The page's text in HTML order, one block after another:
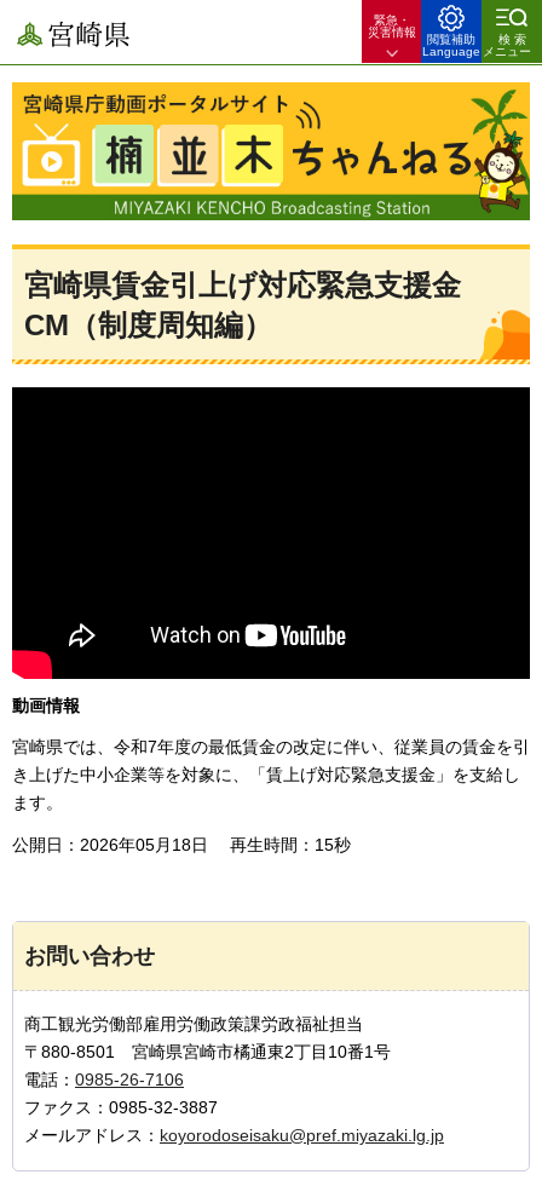
宮崎県
緊急・
災害情報
閲覧補助
Language
検索
メニュー
宮崎県賃金引上げ対応緊急支援金
CM（制度周知編）
動画情報
宮崎県では、令和7年度の最低賃金の改定に伴い、従業員の賃金を引
き上げた中小企業等を対象に、「賃上げ対応緊急支援金」を支給し
ます。
公開日：2026年05月18日 再生時間：15秒
お問い合わせ
商工観光労働部雇用労働政策課労政福祉担当
〒880-8501 宮崎県宮崎市橘通東2丁目10番1号
電話： 0985-26-7106
ファクス：0985-32-3887
メールアドレス： koyorodoseisaku@pref.miyazaki.lg.jp